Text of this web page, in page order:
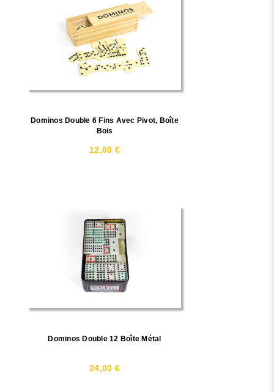
Dominos Double 6 Fins Avec Pivot, Boîte
Bois
12,00 €
Dominos Double 12 Boîte Métal
24,00 €